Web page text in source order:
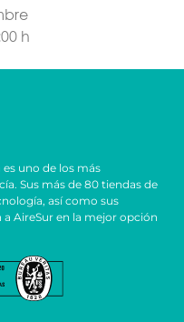
h
uno de los más
Sus más de 80 tiendas de
así como sus
AireSur en la mejor opción